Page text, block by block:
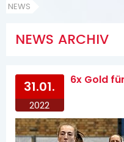
NEWS
NEWS ARCHIV
31.01.
2022
6x Gold